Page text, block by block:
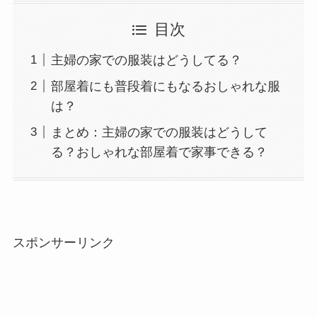
目次
主婦の家での服装はどうしてる？
部屋着にも普段着にもなるおしゃれな服
は？
まとめ：主婦の家での服装はどうして
る？おしゃれな部屋着で家事できる？
スポンサーリンク